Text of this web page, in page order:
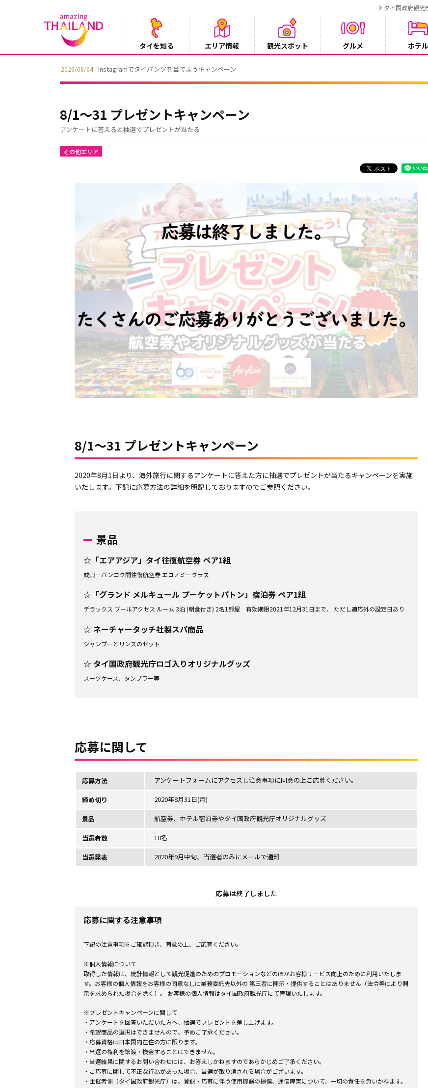
タイ国政府観光
タイを知る エリア情報 観光スポット グルメ ホテル
2026/08/04 Instagramでタイパンツを当てようキャンペーン
8/1～31 プレゼントキャンペーン
アンケートに答えると抽選でプレゼントが当たる
その他エリア
8/1～31 プレゼントキャンペーン
2020年8月1日より、海外旅行に関するアンケートに答えた方に抽選でプレゼントが当たるキャンペーンを実施
いたします。下記に応募方法の詳細を明記しておりますのでご参照ください。
景品
☆「エアアジア」タイ往復航空券 ペア1組
成田－バンコク間往復航空券 エコノミークラス
☆「グランド メルキュール プーケットパトン」宿泊券 ペア1組
デラックス プールアクセス ルーム 3泊 (朝食付き) 2名1部屋 有効期限2021年12月31日まで、 ただし適応外の設定日あり
☆ ネーチャータッチ社製スパ商品
シャンプーとリンスのセット
☆ タイ国政府観光庁ロゴ入りオリジナルグッズ
スーツケース、タンブラー等
応募に関して
応募方法 アンケートフォームにアクセスし注意事項に同意の上ご応募ください。
締め切り 2020年8月31日(月)
景品 航空券、ホテル宿泊券やタイ国政府観光庁オリジナルグッズ
当選者数 10名
当選発表 2020年9月中旬、当選者のみにメールで通知
応募は終了しました
応募に関する注意事項
下記の注意事項をご確認頂き、同意の上、ご応募ください。
※個人情報について
取得した情報は、統計情報として観光促進のためのプロモーションなどのほかお客様サービス向上のために利用いたしま
す。お客様の個人情報をお客様の同意なしに業務委託先以外の 第三者に開示・提供することはありません（法令等により開
示を求められた場合を除く）。 お客様の個人情報はタイ国政府観光庁にて管理いたします。
※プレゼントキャンペーンに関して
・アンケートを回答いただいた方へ、抽選でプレゼントを差し上げます。
・希望商品の選択はできませんので、予めご了承ください。
・応募資格は日本国内在住の方に限ります。
・当選の権利を譲渡・換金することはできません。
・当選結果に関するお問い合わせには、お答えしかねますのであらかじめご了承ください。
・ご応募に関して不正な行為があった場合、当選が取り消される場合がございます。
・主催者側（タイ国政府観光庁）は、登録・応募に伴う使用機器の損傷、通信障害について、一切の責任を負いかねます。